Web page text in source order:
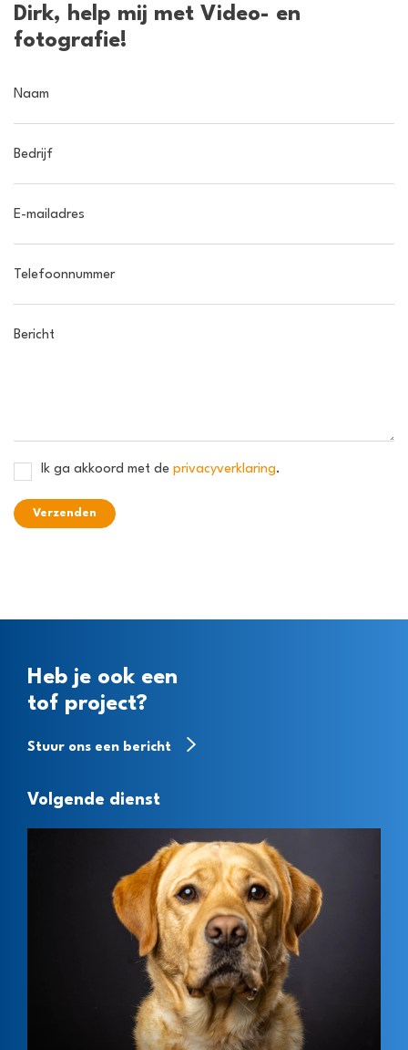
Dirk, help mij met Video- en
fotografie!
Naam
Bedrijf
E-mailadres
Telefoonnummer
Bericht
Ik ga akkoord met de privacyverklaring.
Verzenden
Heb je ook een
tof project?
Stuur ons een bericht
Volgende dienst